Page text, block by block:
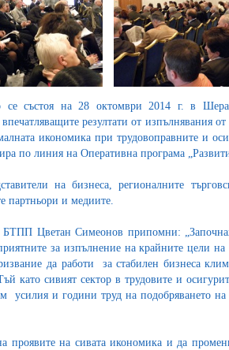
се състоя на 28 октомври 2014 г. в
резултати от изпълнявания
икономика при трудовоправните и
по линия на Оперативна програма
на бизнеса, регионалните
партньори и медиите.
БТПП Цветан Симеонов припомни:
за изпълнение на крайните цели
да работи за стабилен бизнеса
като сивият сектор в трудовите и
усилия и години труд на подобряването на
проявите на сивата икономика и да